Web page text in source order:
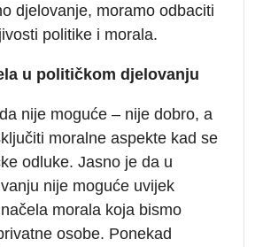
djelovanje, moramo odbaciti
politike i morala.
u političkom djelovanju
nije moguće – nije dobro, a
moralne aspekte kad se
odluke. Jasno je da u
nije moguće uvijek
morala koja bismo
osobe. Ponekad